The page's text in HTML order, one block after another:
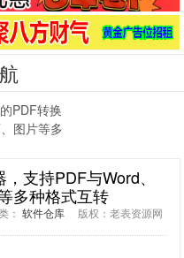
PDF转换
图片等多
支持PDF与Word、
多种格式互转
： 软件仓库 版权：老表资源网